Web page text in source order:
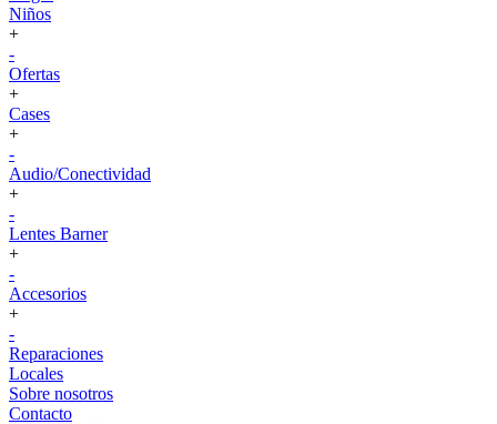
Niños
+
-
Ofertas
+
Cases
+
-
Audio/Conectividad
+
-
Lentes Barner
+
-
Accesorios
+
-
Reparaciones
Locales
Sobre nosotros
Contacto